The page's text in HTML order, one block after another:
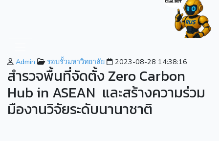
Admin รอบรั้วมหาวิทยาลัย 2023-08-28 14:38:16
สำรวจพื้นที่จัดตั้ง Zero Carbon
Hub in ASEAN และสร้างความร่วม
มืองานวิจัยระดับนานาชาติ